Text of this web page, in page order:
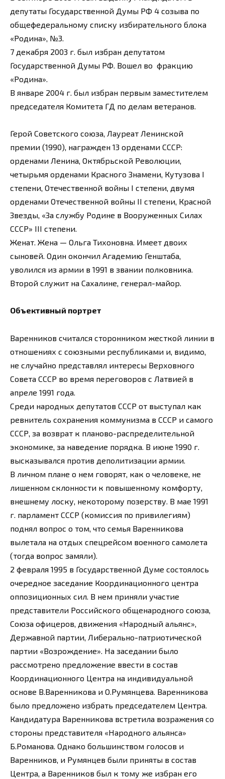
депутаты Государственной Думы РФ 4 созыва по
общефедеральному списку избирательного блока
«Родина», №3.
7 декабря 2003 г. был избран депутатом
Государственной Думы РФ. Вошел во фракцию
«Родина».
В январе 2004 г. был избран первым заместителем
председателя Комитета ГД по делам ветеранов.
Герой Советского союза, Лауреат Ленинской
премии (1990), награжден 13 орденами СССР:
орденами Ленина, Октябрьской Революции,
четырьмя орденами Красного Знамени, Кутузова I
степени, Отечественной войны I степени, двумя
орденами Отечественной войны II степени, Красной
Звезды, «За службу Родине в Вооруженных Силах
СССР» III степени.
Женат. Жена — Ольга Тихоновна. Имеет двоих
сыновей. Один окончил Агадемию Генштаба,
уволился из армии в 1991 в звании полковника.
Второй служит на Сахалине, генерал-майор.
Объективный портрет
Варенников считался сторонником жесткой линии в
отношениях с союзными республиками и, видимо,
не случайно представлял интересы Верховного
Совета СССР во время переговоров с Латвией в
апреле 1991 года.
Среди народных депутатов СССР от выступал как
ревнитель сохранения коммунизма в СССР и самого
СССР, за возврат к планово-распределительной
экономике, за наведение порядка. В июне 1990 г.
высказывался против деполитизации армии.
В личном плане о нем говорят, как о человеке, не
лишенном склонности к повышенному комфорту,
внешнему лоску, некоторому позерству. В мае 1991
г. парламент СССР (комиссия по привилегиям)
поднял вопрос о том, что семья Варенникова
вылетала на отдых спецрейсом военного самолета
(тогда вопрос замяли).
2 февраля 1995 в Государственной Думе состоялось
очередное заседание Координационного центра
оппозиционных сил. В нем приняли участие
представители Российского общенародного союза,
Союза офицеров, движения «Народный альянс»,
Державной партии, Либерально-патриотической
партии «Возрождение». На заседании было
рассмотрено предложение ввести в состав
Координационного Центра на индивидуальной
основе В.Варенникова и О.Румянцева. Варенникова
было предложено избрать председателем Центра.
Кандидатура Варенникова встретила возражения со
стороны представителя «Народного альянса»
Б.Романова. Однако большинством голосов и
Варенников, и Румянцев были приняты в состав
Центра, а Варенников был к тому же избран его